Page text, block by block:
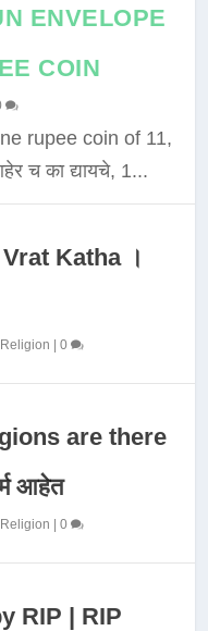
ENVELOPE
COIN
rupee coin of 11,
च का द्यायचे, 1...
Katha ।
Religion |0
are there
आहेत
Religion |0
RIP | RIP